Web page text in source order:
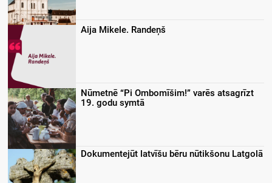
Aija Mikele. Randeņš
Nūmetnē “Pi Ombomīšim!” varēs atsagrīzt
19. godu symtā
Dokumentejūt latvīšu bēru nūtikšonu Latgolā